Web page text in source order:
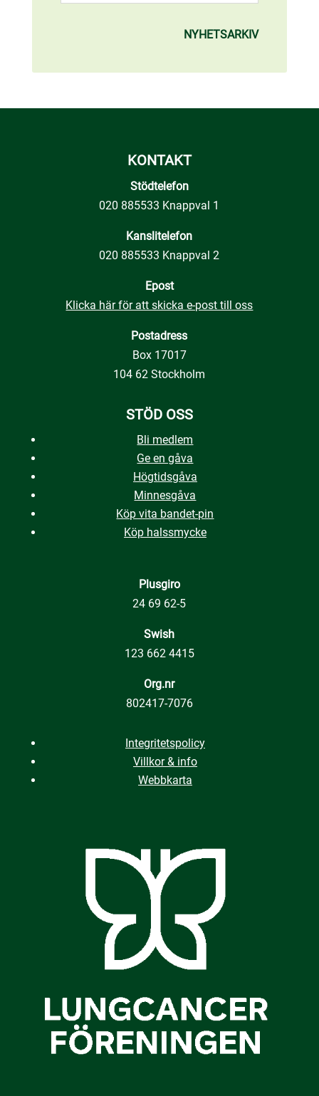
NYHETSARKIV
KONTAKT
Stödtelefon
020 885533 Knappval 1
Kanslitelefon
020 885533 Knappval 2
Epost
Klicka här för att skicka e-post till oss
Postadress
Box 17017
104 62 Stockholm
STÖD OSS
Bli medlem
Ge en gåva
Högtidsgåva
Minnesgåva
Köp vita bandet-pin
Köp halssmycke
Plusgiro
24 69 62-5
Swish
123 662 4415
Org.nr
802417-7076
Integritetspolicy
Villkor & info
Webbkarta